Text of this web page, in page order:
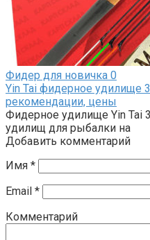
Фидер для новичка 0
Yin Tai фидерное удилище
рекомендации, цены
Фидерное удилище Yin Tai
удилищ для рыбалки на
Добавить комментарий
Имя *
Email *
Комментарий